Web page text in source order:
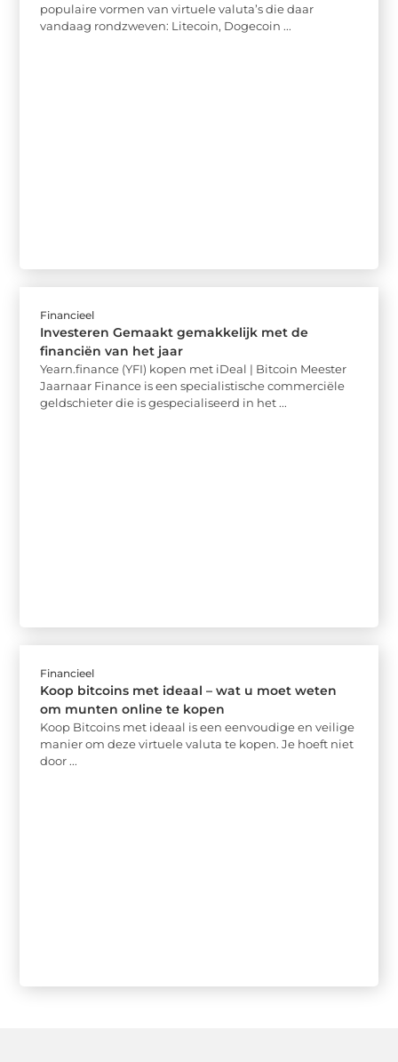
populaire vormen van virtuele valuta’s die daar
vandaag rondzweven: Litecoin, Dogecoin ...
Financieel
Investeren Gemaakt gemakkelijk met de
financiën van het jaar
Yearn.finance (YFI) kopen met iDeal | Bitcoin Meester
Jaarnaar Finance is een specialistische commerciële
geldschieter die is gespecialiseerd in het ...
Financieel
Koop bitcoins met ideaal – wat u moet weten
om munten online te kopen
Koop Bitcoins met ideaal is een eenvoudige en veilige
manier om deze virtuele valuta te kopen. Je hoeft niet
door ...